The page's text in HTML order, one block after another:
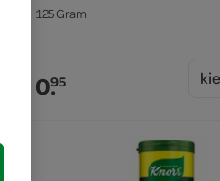
125 Gram
0.95